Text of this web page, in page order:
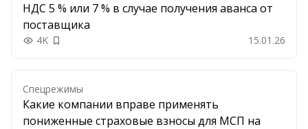
НДС 5 % или 7 % в случае получения аванса от
поставщика
4K Добавить в закладки 15.01.26
Спецрежимы
Какие компании вправе применять
пониженные страховые взносы для МСП на